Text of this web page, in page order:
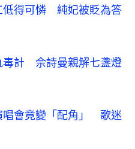
低得可憐　純妃被貶為答
毒計　佘詩曼親解七盞燈
唱會竟變「配角」　歌迷